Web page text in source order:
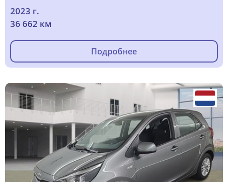
2023 г.
36 662 км
Подробнее